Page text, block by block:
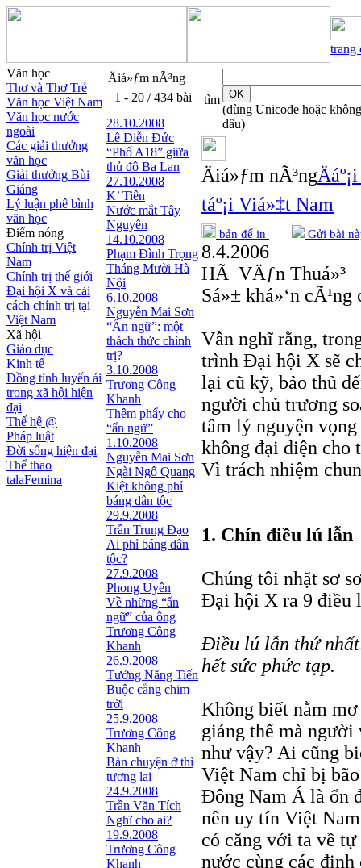
trang
Văn học
Thơ và Thơ Trẻ
Văn học Việt Nam
Văn học nước
ngoài
Các giải thưởng
văn học
Giải thưởng Bùi
Giáng
Lý luận phê bình
văn học
Điểm nóng
Chính trị Việt
Nam
Chính trị thế giới
Đại hội X và cải
cách chính trị tại
Việt Nam
Xã hội
Giáo dục
Kinh tế
Đồng tính luyến ái
trong xã hội hiện
đại
Thế hệ @
Pháp luật
Đời sống hiện đại
Thể thao
talaFemina
Äiá»ƒm nÃ³ng
1 - 20 / 434 bài
28.10.2008
Lê Diễn Đức
“Phố A18” giữa
thủ đô Ba Lan
27.10.2008
K’ Tiên
Nước mắt Tây
Nguyên
14.10.2008
Phạm Đình Trọng
Tháng Mười Hà
Nội
6.10.2008
Nguyễn Mai Sơn
“Ẩn ngữ”: một
thách thức chính
trị?
3.10.2008
Trương Công
Khanh
Thêm phẩy cho
“ẩn ngữ”
1.10.2008
Nguyễn Mai Sơn
Ngài Ngô Quang
Kiệt không phỉ
báng dân tộc
29.9.2008
Trần Trung Đạo
Ai phỉ báng dân
tộc?
27.9.2008
Phong Uyên
Về những “ẩn
ngữ” của ông
Trương Công
Khanh
26.9.2008
Tưởng Năng Tiến
Buộc cẳng chim
trời
25.9.2008
Trương Công
Khanh
Bàn chuyện ở thì
tương lai
24.9.2008
Trần Văn Tích
Nghĩ cho ai?
19.9.2008
Trương Công
Khanh
tìm
(dùng Unicode hoặc không
dấu)
Äiá»ƒm nÃ³ng
táº¡i Viá»‡t Nam
bản để in Gửi bài
8.4.2006
HÃ VÄƒn Thuá»³
Sá»± khá»‘n
Vẫn nghĩ rằng,
trình Đại hội X sẽ
lại cũ kỹ, bảo thủ
người chủ trương
tâm lý nguyện
không đại diện cho
Vì trách nhiệm
1. Chín điều lú lẫn
Chúng tôi nhặt sơ
Đại hội X ra 9 điều
Điều lú lẫn thứ
hết sức phức tạp.
Không biết nằm
giáng thế mà người
như vậy? Ai cũng
Việt Nam chỉ bị
Đông Nam Á là ổn
nên uy tín Việt
có căng với ta về
nước cùng các định